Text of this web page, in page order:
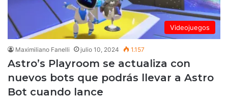
Videojuegos
Maximiliano Fanelli julio 10, 2024 1.157
Astro’s Playroom se actualiza con
nuevos bots que podrás llevar a Astro
Bot cuando lance